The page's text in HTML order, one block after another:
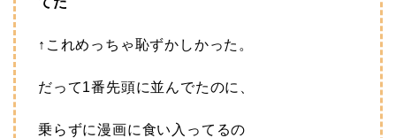
↑これめっちゃ恥ずかしかった。
だって1番先頭に並んでたのに、
乗らずに漫画に食い入ってるの